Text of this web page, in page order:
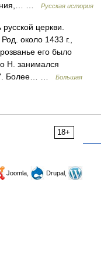
…
Русская история
церкви.
около 1433 г.,
его было
Н. занимался
Более… …
Большая
18+
Joomla,
Drupal,